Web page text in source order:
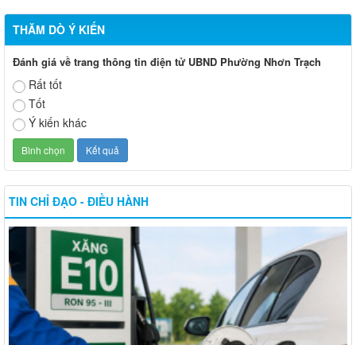
THĂM DÒ Ý KIẾN
Đánh giá về trang thông tin điện tử UBND Phường Nhơn Trạch
Rất tốt
Tốt
Ý kiến khác
TIN CHỈ ĐẠO - ĐIỀU HÀNH